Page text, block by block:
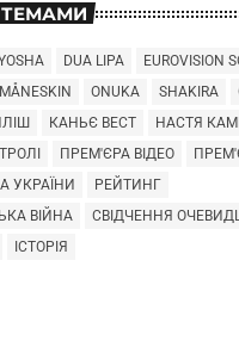
ТЕМАМИ
DUA LIPA
EUROVISION
MÅNESKIN ONUKA SHAKIRA
КАНЬЄ ВЕСТ
НАСТЯ
ПРЕМ'ЄРА ВІДЕО
УКРАЇНИ
РЕЙТИНГ
ВІЙНА
СВІДЧЕННЯ
ІСТОРІЯ